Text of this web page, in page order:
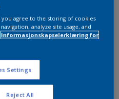
7
dekkevne
og finere finish, også i
farger
you agree to the storing of cookies
analyze site usage, and
Informasjonskapselerklæring for
Settings
Reject All